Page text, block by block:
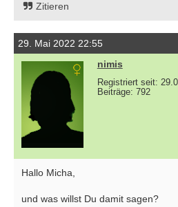
Zitieren
29. Mai 2022 22:55
nimis
Registriert seit:
Beiträge: 792
Hallo Micha,
und was willst Du damit sagen?